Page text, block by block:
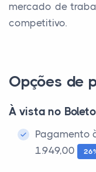
mercado de
competitivo.
Opções de
À vista no
Pagamento
1.949,00